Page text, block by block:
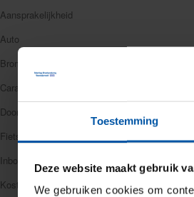
Toestemming
Deze website maakt gebruik
We gebruiken cookies om
Aansprakelijkheid
Auto
Bromfiets
Caravan
Doorlopende reis
Fiets
Inboedel
Kostbaarheden